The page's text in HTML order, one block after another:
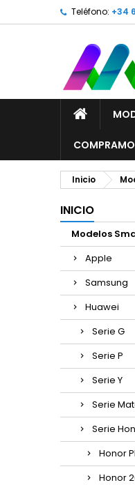
Teléfono: +34
Inicio
INICIO
Modelos
Apple
Samsung
Huawei
Serie G
Serie P
Serie Y
Serie
Serie
Honor
Honor